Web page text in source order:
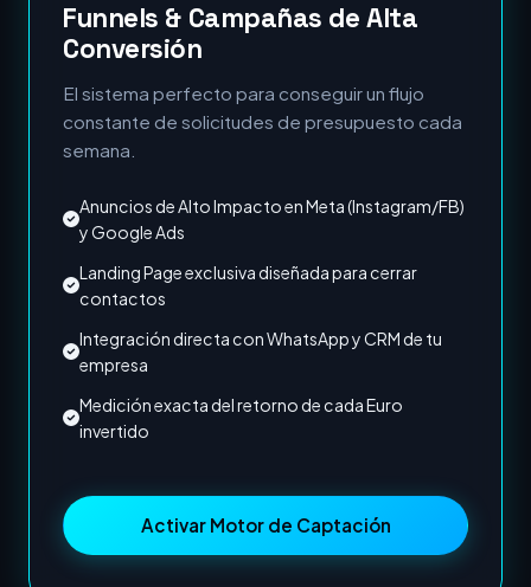
Funnels & Campañas de Alta
Conversión
El sistema perfecto para conseguir un flujo
constante de solicitudes de presupuesto cada
semana.
Anuncios de Alto Impacto en Meta (Instagram/FB)
y Google Ads
Landing Page exclusiva diseñada para cerrar
contactos
Integración directa con WhatsApp y CRM de tu
empresa
Medición exacta del retorno de cada Euro
invertido
Activar Motor de Captación